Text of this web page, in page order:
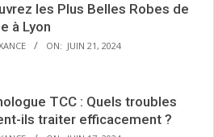
les Plus Belles Robes de
à Lyon
ON: JUIN 21, 2024
TCC : Quels troubles
ils traiter efficacement ?